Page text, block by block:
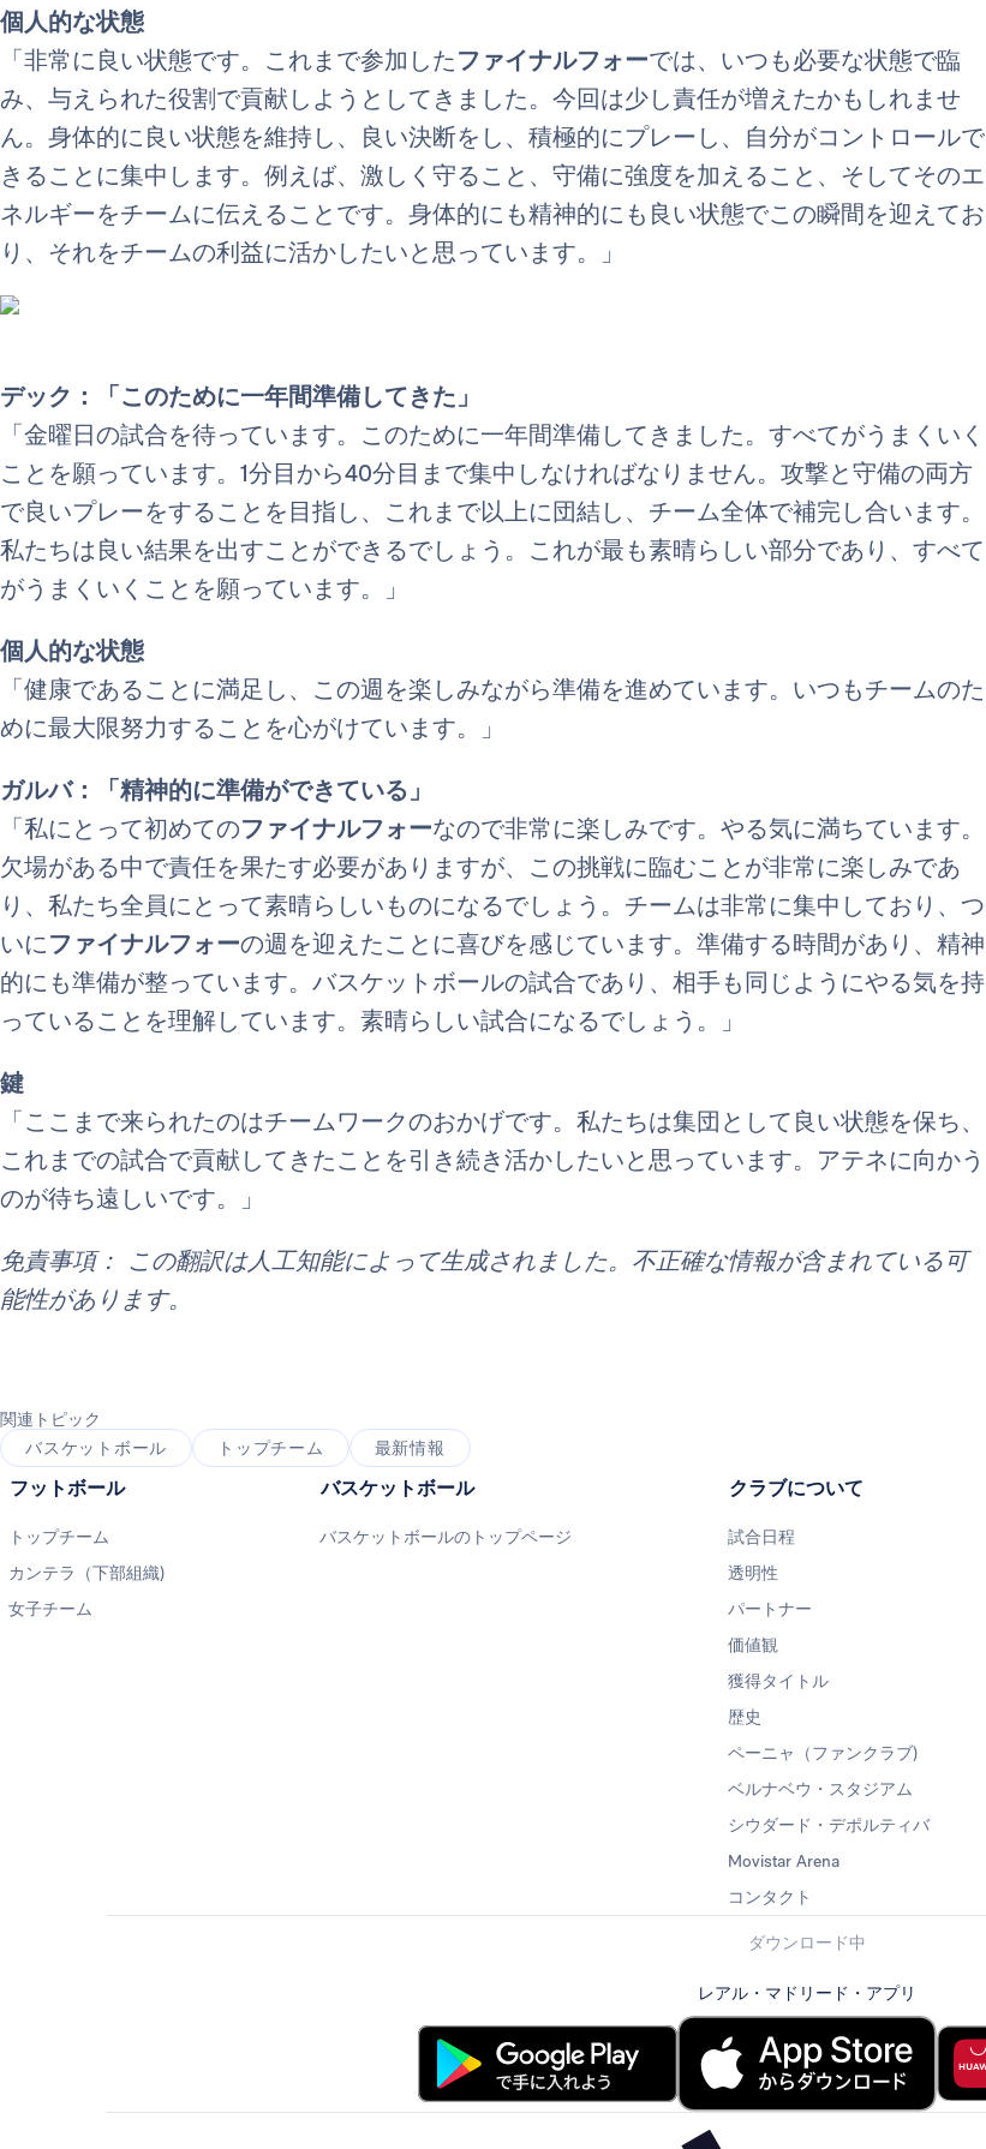
個人的な状態
「非常に良い状態です。これまで参加したファイナルフォーでは、いつも必要な状態で臨
み、与えられた役割で貢献しようとしてきました。今回は少し責任が増えたかもしれませ
ん。身体的に良い状態を維持し、良い決断をし、積極的にプレーし、自分がコントロールで
きることに集中します。例えば、激しく守ること、守備に強度を加えること、そしてそのエ
ネルギーをチームに伝えることです。身体的にも精神的にも良い状態でこの瞬間を迎えてお
り、それをチームの利益に活かしたいと思っています。」
デック：「このために一年間準備してきた」
「金曜日の試合を待っています。このために一年間準備してきました。すべてがうまくいく
ことを願っています。1分目から40分目まで集中しなければなりません。攻撃と守備の両方
で良いプレーをすることを目指し、これまで以上に団結し、チーム全体で補完し合います。
私たちは良い結果を出すことができるでしょう。これが最も素晴らしい部分であり、すべて
がうまくいくことを願っています。」
個人的な状態
「健康であることに満足し、この週を楽しみながら準備を進めています。いつもチームのた
めに最大限努力することを心がけています。」
ガルバ：「精神的に準備ができている」
「私にとって初めてのファイナルフォーなので非常に楽しみです。やる気に満ちています。
欠場がある中で責任を果たす必要がありますが、この挑戦に臨むことが非常に楽しみであ
り、私たち全員にとって素晴らしいものになるでしょう。チームは非常に集中しており、つ
いにファイナルフォーの週を迎えたことに喜びを感じています。準備する時間があり、精神
的にも準備が整っています。バスケットボールの試合であり、相手も同じようにやる気を持
っていることを理解しています。素晴らしい試合になるでしょう。」
鍵
「ここまで来られたのはチームワークのおかげです。私たちは集団として良い状態を保ち、
これまでの試合で貢献してきたことを引き続き活かしたいと思っています。アテネに向かう
のが待ち遠しいです。」
免責事項： この翻訳は人工知能によって生成されました。不正確な情報が含まれている可
能性があります。
関連トピック
バスケットボール
トップチーム 最新情報
フットボール
トップチーム
カンテラ（下部組織)
女子チーム
バスケットボール
バスケットボールのトップページ
クラブについて
試合日程
透明性
パートナー
価値観
獲得タイトル
歴史
ペーニャ（ファンクラブ)
ベルナベウ・スタジアム
シウダード・デポルティバ
Movistar Arena
コンタクト
ダウンロード中
レアル・マドリード・アプリ